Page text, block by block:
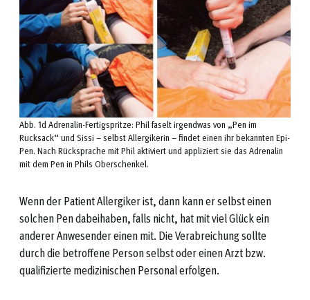
Abb. 1d Adrenalin-Fertigspritze: Phil faselt irgendwas von „Pen im
Rucksack“ und Sissi – selbst Allergikerin – findet einen ihr bekannten Epi-
Pen. Nach Rücksprache mit Phil aktiviert und appliziert sie das Adrenalin
mit dem Pen in Phils Oberschenkel.
Wenn der Patient Allergiker ist, dann kann er selbst einen
solchen Pen dabeihaben, falls nicht, hat mit viel Glück ein
anderer Anwesender einen mit. Die Verabreichung sollte
durch die betroffene Person selbst oder einen Arzt bzw.
qualifizierte medizinischen Personal erfolgen.